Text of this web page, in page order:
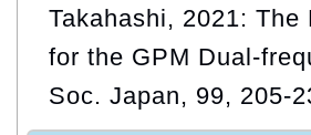
Takahashi, 2021:
for the GPM Dual-
Soc. Japan, 99, 205-